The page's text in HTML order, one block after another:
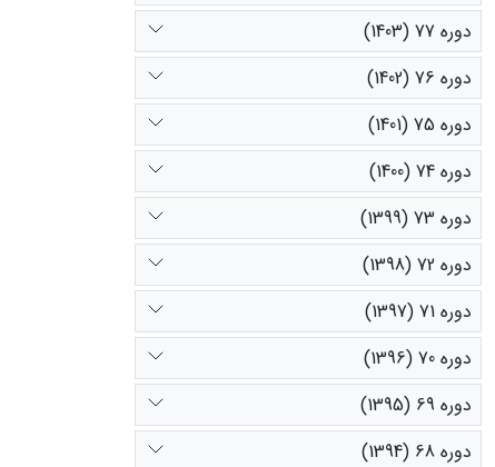
دوره 77 (1403)
دوره 76 (1402)
دوره 75 (1401)
دوره 74 (1400)
دوره 73 (1399)
دوره 72 (1398)
دوره 71 (1397)
دوره 70 (1396)
دوره 69 (1395)
دوره 68 (1394)